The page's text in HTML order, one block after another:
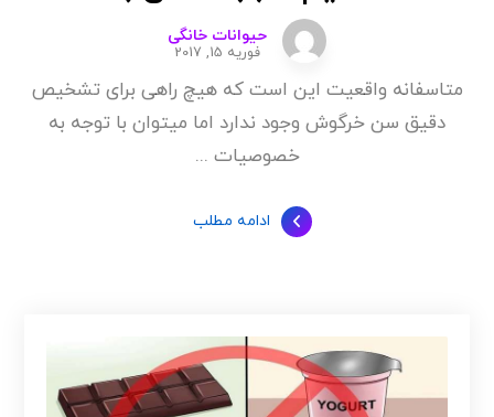
حیوانات خانگی
فوریه 15, 2017
متاسفانه واقعیت این است که هیچ راهی برای تشخیص
دقیق سن خرگوش وجود ندارد اما میتوان با توجه به
خصوصیات ...
ادامه مطلب